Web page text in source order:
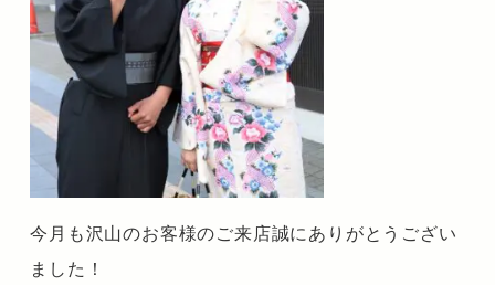
今月も沢山のお客様のご来店誠にありがとうござい
ました！